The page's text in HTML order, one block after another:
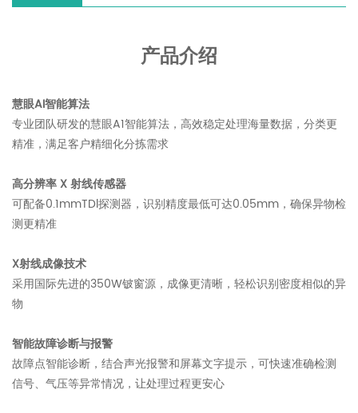
产品介绍
慧眼AI智能算法
专业团队研发的慧眼A1智能算法，高效稳定处理海量数据，分类更
精准，满足客户精细化分拣需求
高分辨率 X 射线传感器
可配备0.1mmTDl探测器，识别精度最低可达0.05mm，确保异物检
测更精准
X射线成像技术
采用国际先进的350W铍窗源，成像更清晰，轻松识别密度相似的异
物
智能故障诊断与报警
故障点智能诊断，结合声光报警和屏幕文字提示，可快速准确检测
信号、气压等异常情况，让处理过程更安心